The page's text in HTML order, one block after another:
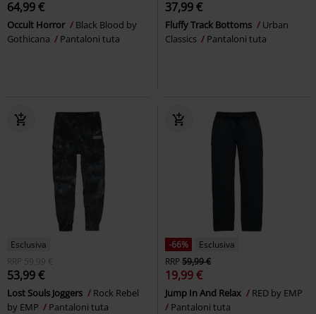
64,99 €
Occult Horror
Black Blood by
Gothicana
Pantaloni tuta
37,99 €
Fluffy Track Bottoms
Urban
Classics
Pantaloni tuta
Esclusiva
RRP
59,99 €
53,99 €
Lost Souls Joggers
Rock Rebel
by EMP
Pantaloni tuta
-66%
Esclusiva
RRP59,99 €
19,99 €
Jump In And Relax
RED by EMP
Pantaloni tuta